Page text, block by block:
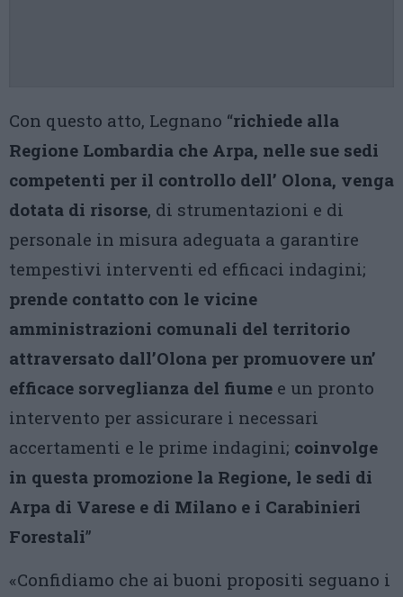
Con questo atto, Legnano “richiede alla
Regione Lombardia che Arpa, nelle sue sedi
competenti per il controllo dell’ Olona, venga
dotata di risorse, di strumentazioni e di
personale in misura adeguata a garantire
tempestivi interventi ed efficaci indagini;
prende contatto con le vicine
amministrazioni comunali del territorio
attraversato dall’Olona per promuovere un’
efficace sorveglianza del fiume e un pronto
intervento per assicurare i necessari
accertamenti e le prime indagini; coinvolge
in questa promozione la Regione, le sedi di
Arpa di Varese e di Milano e i Carabinieri
Forestali”
«Confidiamo che ai buoni propositi seguano i